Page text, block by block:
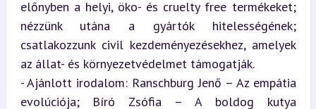
előnyben a helyi, öko- és cruelty free termékeket;
nézzünk utána a gyártók hitelességének;
csatlakozzunk civil kezdeményezésekhez, amelyek
az állat- és környezetvédelmet támogatják.
- Ajánlott irodalom: Ranschburg Jenő – Az empátia
evolúciója; Bíró Zsófia – A boldog kutya